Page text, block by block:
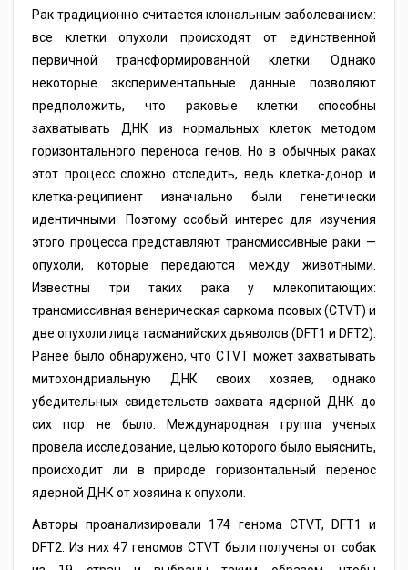
Рак традиционно считается клональным заболеванием:
все клетки опухоли происходят от единственной
первичной трансформированной клетки. Однако
некоторые экспериментальные данные позволяют
предположить, что раковые клетки способны
захватывать ДНК из нормальных клеток методом
горизонтального переноса генов. Но в обычных раках
этот процесс сложно отследить, ведь клетка-донор и
клетка-реципиент изначально были генетически
идентичными. Поэтому особый интерес для изучения
этого процесса представляют трансмиссивные раки —
опухоли, которые передаются между животными.
Известны три таких рака у млекопитающих:
трансмиссивная венерическая саркома псовых (CTVT) и
две опухоли лица тасманийских дьяволов (DFT1 и DFT2).
Ранее было обнаружено, что CTVT может захватывать
митохондриальную ДНК своих хозяев, однако
убедительных свидетельств захвата ядерной ДНК до
сих пор не было. Международная группа ученых
провела исследование, целью которого было выяснить,
происходит ли в природе горизонтальный перенос
ядерной ДНК от хозяина к опухоли.
Авторы проанализировали 174 генома CTVT, DFT1 и
DFT2. Из них 47 геномов CTVT были получены от собак